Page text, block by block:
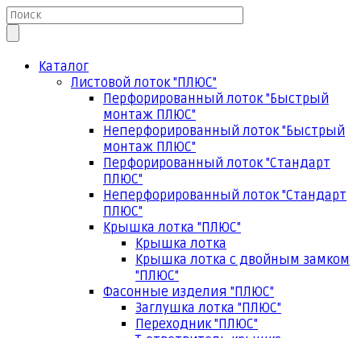
Каталог
Листовой лоток "ПЛЮС"
Перфорированный лоток "Быстрый
монтаж ПЛЮС"
Неперфорированный лоток "Быстрый
монтаж ПЛЮС"
Перфорированный лоток "Стандарт
ПЛЮС"
Неперфорированный лоток "Стандарт
ПЛЮС"
Крышка лотка "ПЛЮС"
Крышка лотка
Крышка лотка с двойным замком
"ПЛЮС"
Фасонные изделия "ПЛЮС"
Заглушка лотка "ПЛЮС"
Переходник "ПЛЮС"